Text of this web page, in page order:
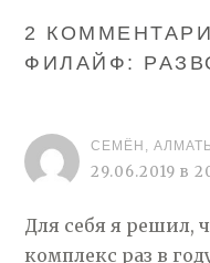
2
ФИЛАЙФ:
СЕМЁН, АЛМАТЫ
29.06.2019 в
Для себя я решил,
комплекс раз в